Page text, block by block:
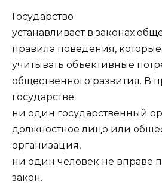
Государство
устанавливает в законах
правила поведения,
учитывать объективные
общественного развития. В
государстве
ни один государственный
должностное лицо или
организация,
ни один человек не вправе
закон.